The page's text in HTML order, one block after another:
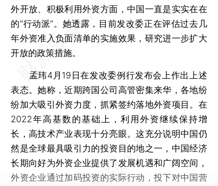
外开放、积极利用外资方面，中国一直是实实在在
的“行动派”。她透露，目前发改委正在评估过去几
年外资准入负面清单的实施效果，研究进一步扩大
开放的政策措施。
孟玮4月19日在发改委例行发布会上作出上述
表态。她称，近期跨国公司高管密集来华，各地纷
纷加大吸引外资力度，抓紧签约落地外资项目。在
2022年高基数的基础上，利用外资继续保持增
长，高技术产业表现十分亮眼。这充分说明中国仍
然是全球最具吸引力的投资目的地之一，中国经济
长期向好为外资企业提供了发展机遇和广阔空间，
外资企业通过加码投资的实际行动，投下对中国营